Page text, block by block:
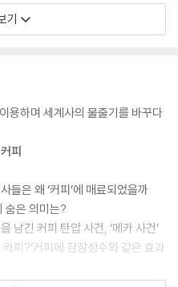
은 ‘커피와 커피하우스가 없었다
라고?’, ‘세계사의 흐름을 바꾼
음료’가 역설적으로 상업자본가
기
용하며 세계사의 물줄기를 바꾸다
피
들은 왜 ‘커피’에 매료되었을까
숨은 의미는?
남긴 커피 탄압 사건, ‘메카 사건’
피?‘커피에 잠잠성수와 같은 효과